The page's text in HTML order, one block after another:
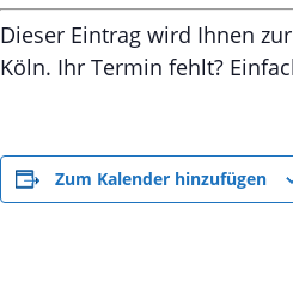
Dieser Eintrag wird Ihnen
Köln. Ihr Termin fehlt?
Zum Kalender hinzufügen